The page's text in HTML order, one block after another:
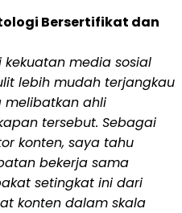
Bersertifikat dan
media sosial
lebih mudah terjangkau
melibatkan ahli
tersebut. Sebagai
konten, saya tahu
bekerja sama
setingkat ini dari
konten dalam skala